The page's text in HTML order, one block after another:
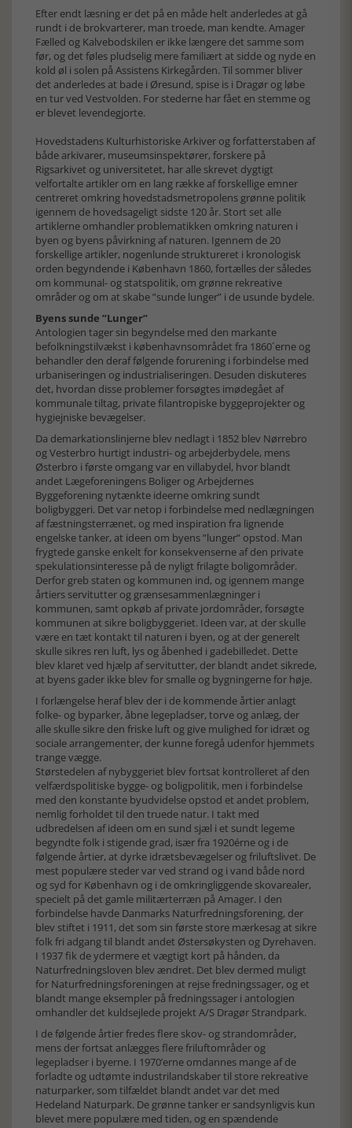
Efter endt læsning er det på en måde helt anderledes at gå
rundt i de brokvarterer, man troede, man kendte. Amager
Fælled og Kalvebodskilen er ikke længere det samme som
før, og det føles pludselig mere familiært at sidde og nyde en
kold øl i solen på Assistens Kirkegården. Til sommer bliver
det anderledes at bade i Øresund, spise is i Dragør og løbe
en tur ved Vestvolden. For stederne har fået en stemme og
er blevet levendegjorte.
Hovedstadens Kulturhistoriske Arkiver og forfatterstaben af
både arkivarer, museumsinspektører, forskere på
Rigsarkivet og universitetet, har alle skrevet dygtigt
velfortalte artikler om en lang række af forskellige emner
centreret omkring hovedstadsmetropolens grønne politik
igennem de hovedsageligt sidste 120 år. Stort set alle
artiklerne omhandler problematikken omkring naturen i
byen og byens påvirkning af naturen. Igennem de 20
forskellige artikler, nogenlunde struktureret i kronologisk
orden begyndende i København 1860, fortælles der således
om kommunal- og statspolitik, om grønne rekreative
områder og om at skabe ”sunde lunger” i de usunde bydele.
Byens sunde ”Lunger”
Antologien tager sin begyndelse med den markante
befolkningstilvækst i københavnsområdet fra 1860´erne og
behandler den deraf følgende forurening i forbindelse med
urbaniseringen og industrialiseringen. Desuden diskuteres
det, hvordan disse problemer forsøgtes imødegået af
kommunale tiltag, private filantropiske byggeprojekter og
hygiejniske bevægelser.
Da demarkationslinjerne blev nedlagt i 1852 blev Nørrebro
og Vesterbro hurtigt industri- og arbejderbydele, mens
Østerbro i første omgang var en villabydel, hvor blandt
andet Lægeforeningens Boliger og Arbejdernes
Byggeforening nytænkte ideerne omkring sundt
boligbyggeri. Det var netop i forbindelse med nedlægningen
af fæstningsterrænet, og med inspiration fra lignende
engelske tanker, at ideen om byens ”lunger” opstod. Man
frygtede ganske enkelt for konsekvenserne af den private
spekulationsinteresse på de nyligt frilagte boligområder.
Derfor greb staten og kommunen ind, og igennem mange
årtiers servitutter og grænsesammenlægninger i
kommunen, samt opkøb af private jordområder, forsøgte
kommunen at sikre boligbyggeriet. Ideen var, at der skulle
være en tæt kontakt til naturen i byen, og at der generelt
skulle sikres ren luft, lys og åbenhed i gadebilledet. Dette
blev klaret ved hjælp af servitutter, der blandt andet sikrede,
at byens gader ikke blev for smalle og bygningerne for høje.
I forlængelse heraf blev der i de kommende årtier anlagt
folke- og byparker, åbne legepladser, torve og anlæg, der
alle skulle sikre den friske luft og give mulighed for idræt og
sociale arrangementer, der kunne foregå udenfor hjemmets
trange vægge.
Størstedelen af nybyggeriet blev fortsat kontrolleret af den
velfærdspolitiske bygge- og boligpolitik, men i forbindelse
med den konstante byudvidelse opstod et andet problem,
nemlig forholdet til den truede natur. I takt med
udbredelsen af ideen om en sund sjæl i et sundt legeme
begyndte folk i stigende grad, især fra 1920érne og i de
følgende årtier, at dyrke idrætsbevægelser og friluftslivet. De
mest populære steder var ved strand og i vand både nord
og syd for København og i de omkringliggende skovarealer,
specielt på det gamle militærterræn på Amager. I den
forbindelse havde Danmarks Naturfredningsforening, der
blev stiftet i 1911, det som sin første store mærkesag at sikre
folk fri adgang til blandt andet Østersøkysten og Dyrehaven.
I 1937 fik de ydermere et vægtigt kort på hånden, da
Naturfredningsloven blev ændret. Det blev dermed muligt
for Naturfredningsforeningen at rejse fredningssager, og et
blandt mange eksempler på fredningssager i antologien
omhandler det kuldsejlede projekt A/S Dragør Strandpark.
I de følgende årtier fredes flere skov- og strandområder,
mens der fortsat anlægges flere friluftområder og
legepladser i byerne. I 1970’erne omdannes mange af de
forladte og udtømte industrilandskaber til store rekreative
naturparker, som tilfældet blandt andet var det med
Hedeland Naturpark. De grønne tanker er sandsynligvis kun
blevet mere populære med tiden, og en spændende